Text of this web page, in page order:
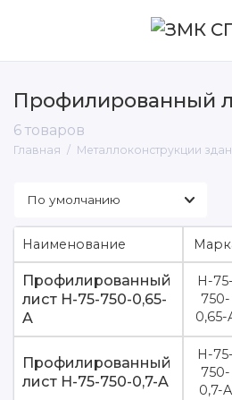
Профилированный
6 товаров
Главная Металлоконструкции
Закладные изделия
Лестницы пожарные
общественных зданий
Профнастил
Шпунтовые ограждения
Наименование
Профилированный
лист Н-75-750-0,65-
A
Н-75-
750-
0,65-
Профилированный
лист Н-75-750-0,7-A
Н-75-
750-
0,7-A